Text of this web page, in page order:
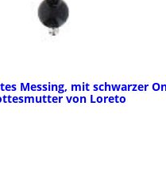
Messing, mit schwarzer
von Loreto